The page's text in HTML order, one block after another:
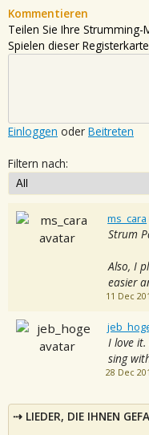
Kommentieren
Teilen Sie Ihre
Spielen dieser
Einloggen oder Beitreten
Filtern nach:
ms_cara
Strum
Also, I
easier
11 Dec
I love
sing
28 Dec
LIEDER, DIE IHNEN